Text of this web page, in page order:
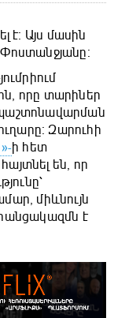
է։ Այս մասին
որը տարիներ
Զարուհի
ի հետ
են, որ
միևնույն
է